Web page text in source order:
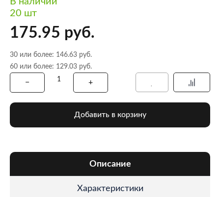
20 шт
175.95 руб.
30 или более: 146.63 руб.
60 или более: 129.03 руб.
Добавить в корзину
Описание
Характеристики